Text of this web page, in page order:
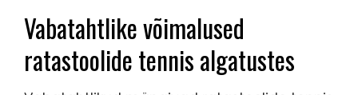
Vabatahtlike võimalused
ratastoolide tennis algatustes